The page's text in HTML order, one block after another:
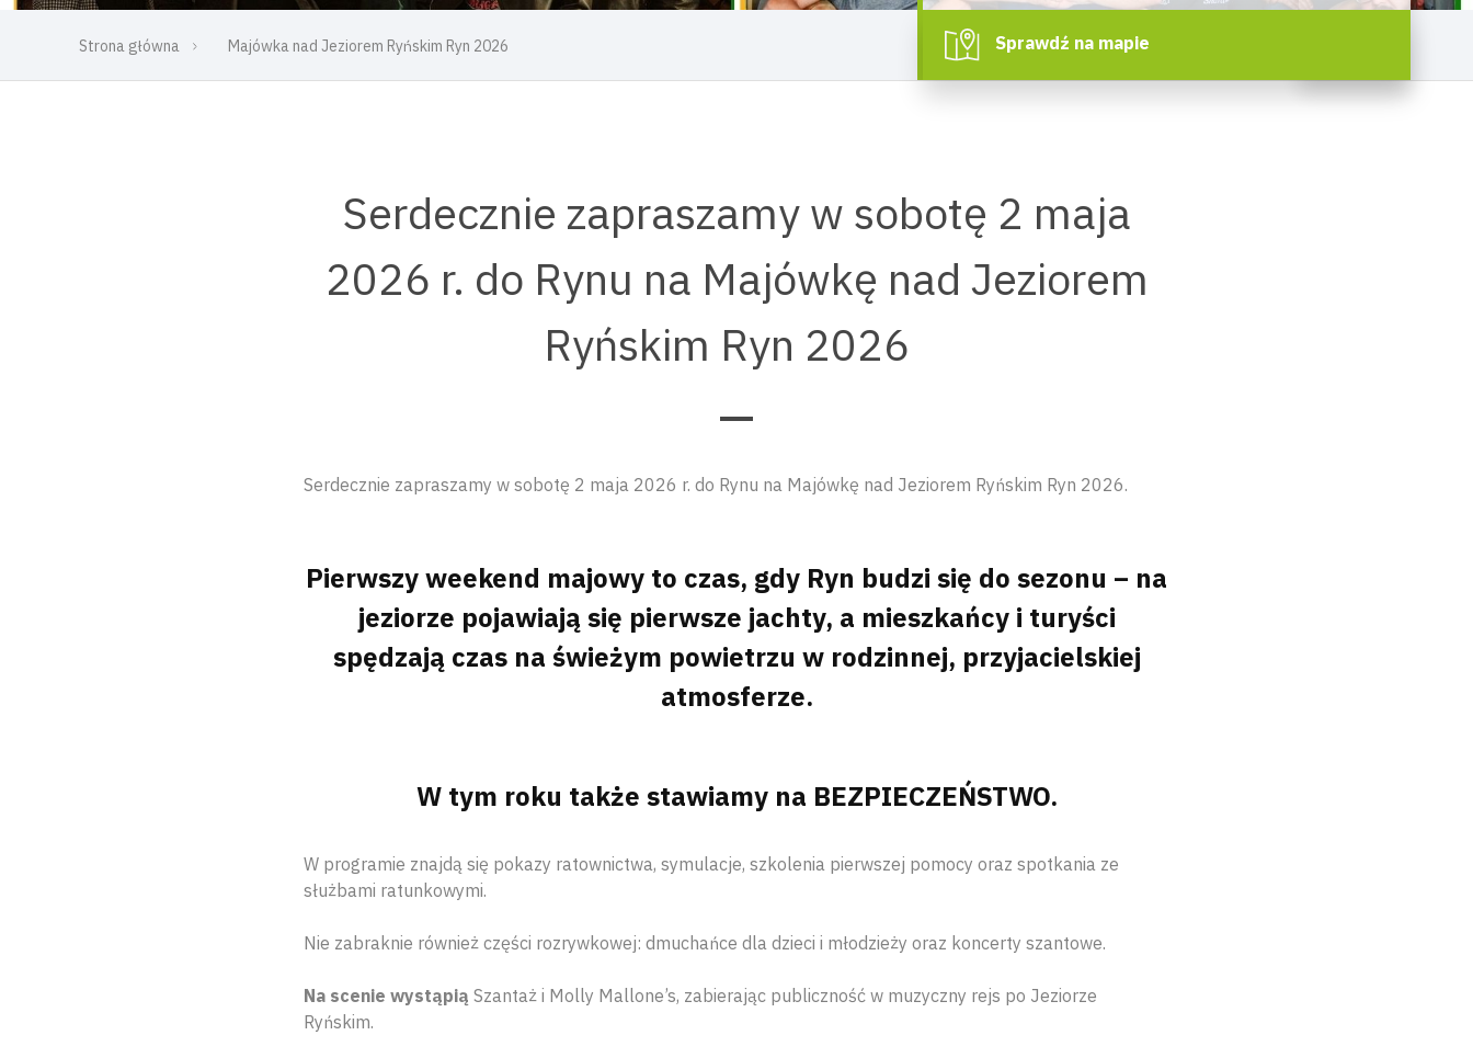
Strona główna Majówka nad Jeziorem Ryńskim Ryn 2026 Sprawdź na mapie
Serdecznie zapraszamy w sobotę 2 maja
2026 r. do Rynu na Majówkę nad Jeziorem
Ryńskim Ryn 2026
Serdecznie zapraszamy w sobotę 2 maja 2026 r. do Rynu na Majówkę nad Jeziorem Ryńskim Ryn 2026.
Pierwszy weekend majowy to czas, gdy Ryn budzi się do sezonu – na
jeziorze pojawiają się pierwsze jachty, a mieszkańcy i turyści
spędzają czas na świeżym powietrzu w rodzinnej, przyjacielskiej
atmosferze.
W tym roku także stawiamy na BEZPIECZEŃSTWO.
W programie znajdą się pokazy ratownictwa, symulacje, szkolenia pierwszej pomocy oraz spotkania ze
służbami ratunkowymi.
Nie zabraknie również części rozrywkowej: dmuchańce dla dzieci i młodzieży oraz koncerty szantowe.
Na scenie wystąpią Szantaż i Molly Mallone’s, zabierając publiczność w muzyczny rejs po Jeziorze
Ryńskim.